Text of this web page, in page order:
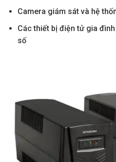
Camera giám sát và hệ
Các thiết bị điện tử gia
số